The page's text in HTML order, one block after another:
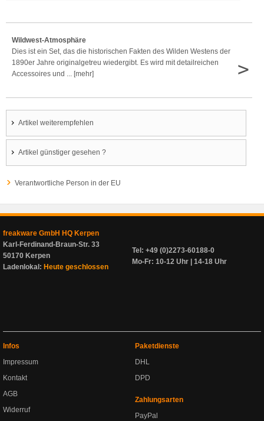
Wildwest-Atmosphäre
Dies ist ein Set, das die historischen Fakten des Wilden Westens der
1890er Jahre originalgetreu wiedergibt. Es wird mit detailreichen
Accessoires und ... [mehr]
>
Artikel weiterempfehlen
Artikel günstiger gesehen ?
Verantwortliche Person in der EU
freakware GmbH HQ Kerpen
Karl-Ferdinand-Braun-Str. 33
50170 Kerpen
Ladenlokal: Heute geschlossen
Tel: +49 (0)2273-60188-0
Mo-Fr: 10-12 Uhr | 14-18 Uhr
Infos
Impressum
Kontakt
AGB
Widerruf
Paketdienste
DHL
DPD
Zahlungsarten
PayPal